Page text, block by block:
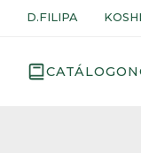
D.FILIPA
CATÁLOGO